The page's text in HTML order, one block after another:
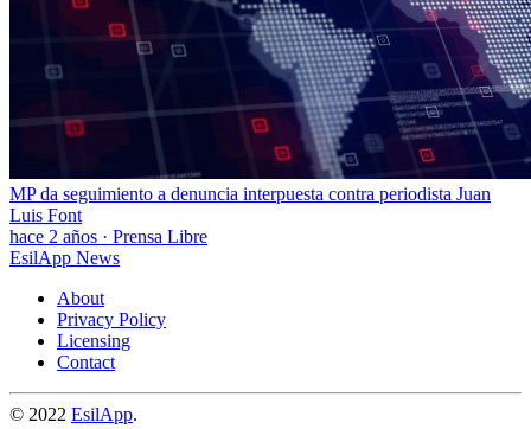
MP da seguimiento a denuncia interpuesta contra periodista Juan
Luis Font
hace 2 años · Prensa Libre
EsilApp News
About
Privacy Policy
Licensing
Contact
© 2022 EsilApp.